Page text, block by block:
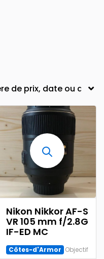
Nikon Nikkor AF-S
VR 105 mm f/2.8G
IF-ED MC
Côtes-d'Armor Objectif